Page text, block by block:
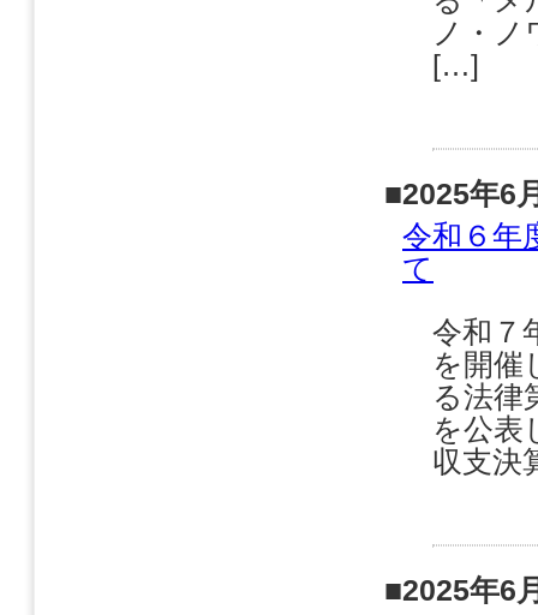
ノ・ノ
[…]
■2025年6
令和６年
て
令和７
を開催
る法律
を公表
収支決
■2025年6